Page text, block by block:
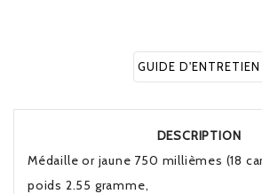
GUIDE D'ENTRETIEN
DESCRIPTION
Médaille or jaune 750 millièmes (18
poids 2.55 gramme,